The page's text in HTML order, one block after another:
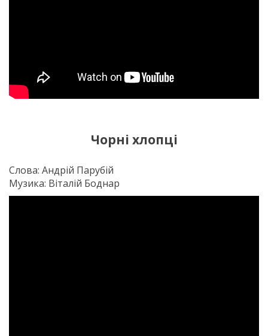
Чорні хлопці
Слова: Андрій Парубій
Музика: Віталій Боднар